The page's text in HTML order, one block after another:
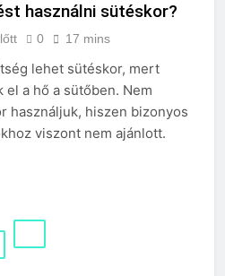
használni sütéskor?
0 17 mins
lehet sütéskor, mert
a hő a sütőben. Nem
használjuk, hiszen bizonyos
viszont nem ajánlott.